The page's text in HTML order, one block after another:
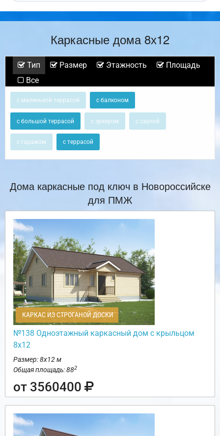
Каркасные дома 8х12
Тип Размер Этажность
Площадь
Все
с маленькой террасой с балконом
с большой террасой с эркером с сауной
с гаражом с террасой
Дома каркасные под ключ в Новороссийске
для ПМЖ
КАРКАС ИЗ СТРОГАНОЙ ДОСКИ
№138 Одноэтажный каркасный дом с крыльцом
8х12
Размер: 8х12 м
Общая площадь: 882
от 3560400